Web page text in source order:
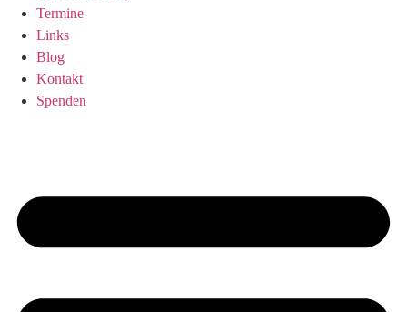
Termine
Links
Blog
Kontakt
Spenden